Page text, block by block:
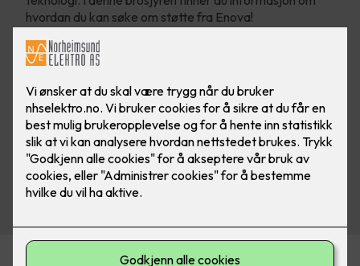
hvordan du kan søke om støtte fra Enova!